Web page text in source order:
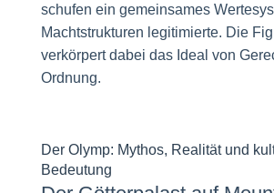
schufen ein gemeinsames
Machtstrukturen legitimierte. Die
verkörpert dabei das Ideal von
Ordnung.
Der Olymp: Mythos, Realität und
Bedeutung